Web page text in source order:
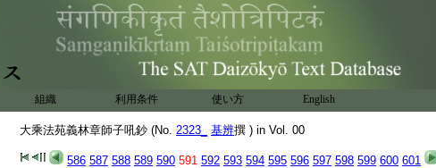
組織 利用条件 使い方 English
大乘法苑義林章師子吼鈔 (No. 2323_ 基辨撰 ) in Vol. 00
586 587 588 589 590 591 592 593 594 595 596 597 598 599 600 601